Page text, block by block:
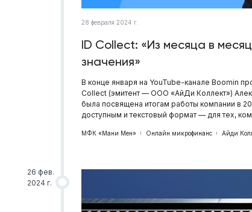
28 февраля 2024 г.
ID Collect: «Из месяца в
значения»
В конце января на YouTube-канале Boomin
Collect (эмитент — ООО «АйДи Коллект»)
была посвящена итогам работы компании в
доступным и текстовый формат — для тех,
МФК «Мани Мен» Онлайн микрофинанс Айди
26 фев.
2024 г.